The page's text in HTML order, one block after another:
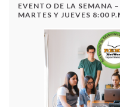
EVENTO DE LA SEMANA
MARTES Y JUEVES 8:00